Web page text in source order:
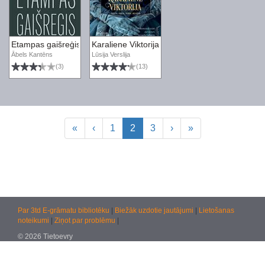
Etampas gaišreģis
Ābels Kantēns
(3)
Karaliene Viktorija. Meita, sieva, māte, atraitne
Lūsija Verslija
(13)
« ‹ 1 2 3 › »
Par 3td E-grāmatu bibliotēku Biežāk uzdotie jautājumi
Lietošanas
noteikumi
Ziņot par problēmu
© 2026 Tietoevry